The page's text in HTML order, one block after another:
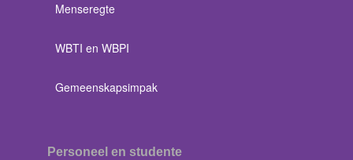
Menseregte
WBTI en WBPI
Gemeenskapsimpak
Personeel en studente